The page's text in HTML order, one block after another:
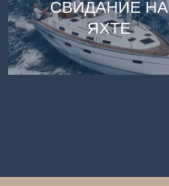
СВИДАНИЕ НА
ЯХТЕ